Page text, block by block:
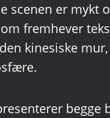
scenen er mykt
fremhever
kinesiske
begge